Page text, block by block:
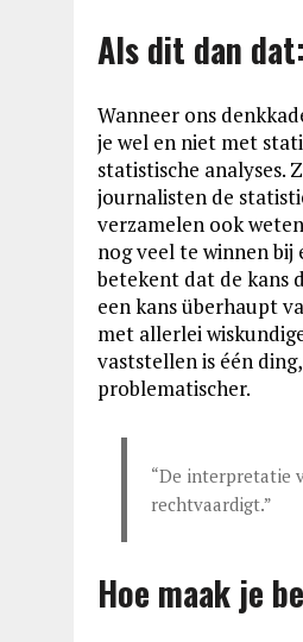
Als dit dan
Wanneer ons
je wel en niet met
statistische analyses.
journalisten de
verzamelen ook
nog veel te winnen
betekent dat de kans
een kans überhaupt
met allerlei
vaststellen is één
problematischer.
“De interpretatie
rechtvaardigt.”
Hoe maak je